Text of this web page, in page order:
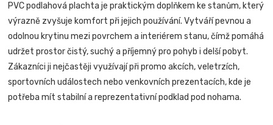
PVC podlahová plachta je praktickým doplňkem ke stanům, který
výrazně zvyšuje komfort při jejich používání. Vytváří pevnou a
odolnou krytinu mezi povrchem a interiérem stanu, čímž pomáhá
udržet prostor čistý, suchý a příjemný pro pohyb i delší pobyt.
Zákazníci ji nejčastěji využívají při promo akcích, veletrzích,
sportovních událostech nebo venkovních prezentacích, kde je
potřeba mít stabilní a reprezentativní podklad pod nohama.